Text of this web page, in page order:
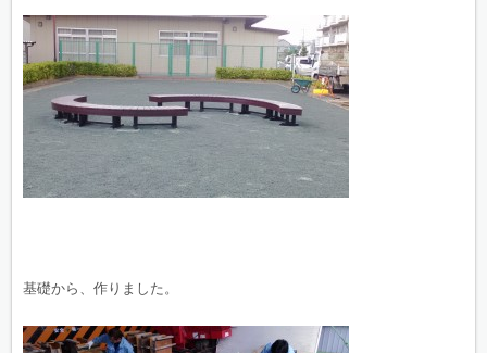
基礎から、作りました。